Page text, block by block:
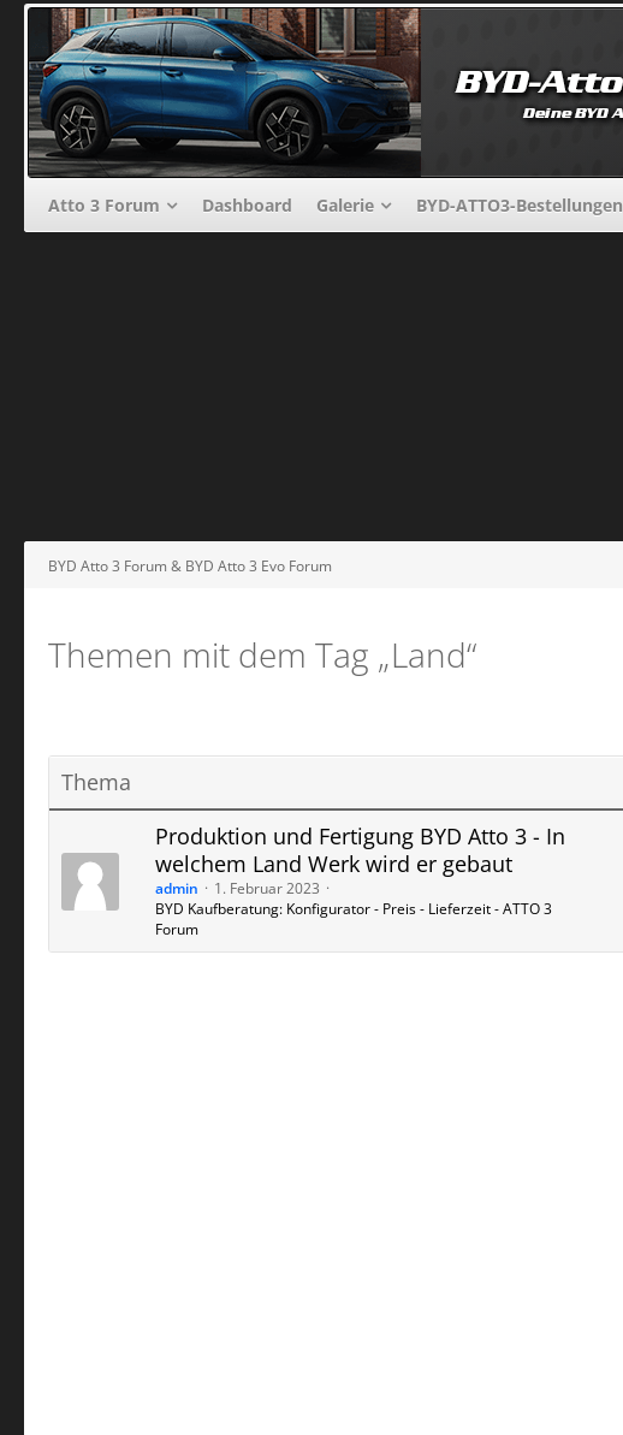
Atto 3 Forum Dashboard Galerie BYD-ATTO3-Bestellungen
BYD Atto 3 Forum & BYD Atto 3 Evo Forum
Themen mit dem Tag „Land“
Thema
Produktion und Fertigung BYD Atto 3 - In
welchem Land Werk wird er gebaut
admin
1. Februar 2023
BYD Kaufberatung: Konfigurator - Preis - Lieferzeit - ATTO 3
Forum